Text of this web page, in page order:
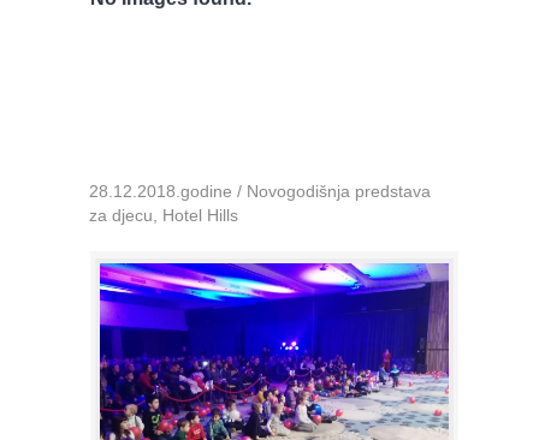
28.12.2018.godine / Novogodišnja predstava
za djecu, Hotel Hills